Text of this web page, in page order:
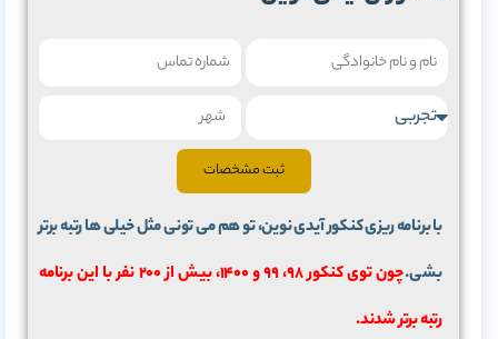
ثبت مشخصات
با برنامه ریزی کنکور آیدی نوین، تو هم می تونی مثل خیلی ها رتبه برتر
بشی.
چون توی کنکور 98، 99 و 1400، بیش از 200 نفر با این برنامه
رتبه برتر شدند.